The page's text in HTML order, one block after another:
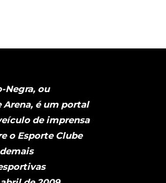
Negra, ou
é um portal
de imprensa
o Esporte Clube